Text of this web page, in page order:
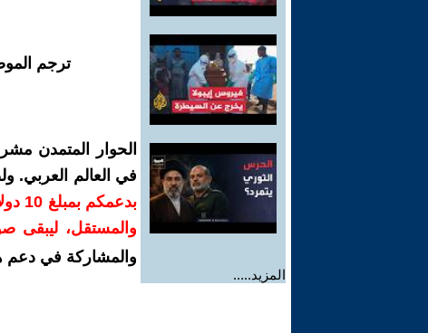
المزيد.....
ترجم
الحوار المتمدن
في العالم العربي.
والمستقل، ليبقى
والمشاركة في دعم